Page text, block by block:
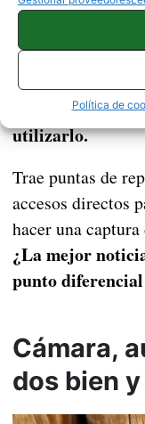
Política de
Es más grande y
un bolígrafo.
grueso que la
integración en
contigo en el
utilizarlo.
Trae puntas de
accesos directos
hacer una
¿La mejor
punto
Cámara,
dos bien